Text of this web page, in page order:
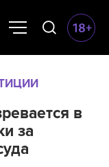
в
за